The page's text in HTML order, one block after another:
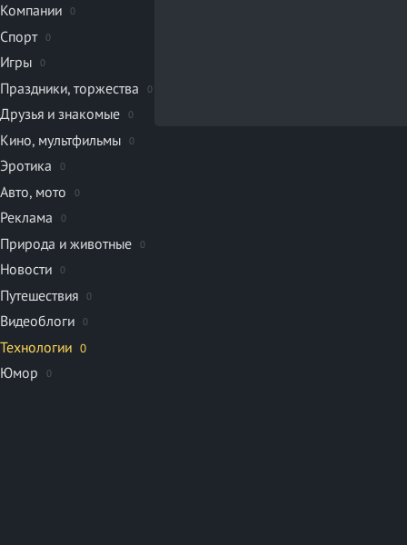
Компании 0
Спорт 0
Игры 0
Праздники, торжества 0
Друзья и знакомые 0
Кино, мультфильмы 0
Эротика 0
Авто, мото 0
Реклама 0
Природа и животные 0
Новости 0
Путешествия 0
Видеоблоги 0
Технологии 0
Юмор 0